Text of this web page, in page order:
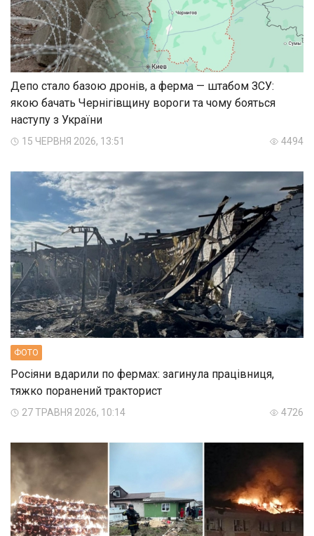
Депо стало базою дронів, а ферма — штабом ЗСУ:
якою бачать Чернігівщину вороги та чому бояться
наступу з України
15 ЧЕРВНЯ 2026, 13:51 4494
ФОТО
Росіяни вдарили по фермах: загинула працівниця,
тяжко поранений тракторист
27 ТРАВНЯ 2026, 10:14 4726